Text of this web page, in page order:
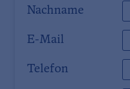
Nachname
E-Mail
Telefon